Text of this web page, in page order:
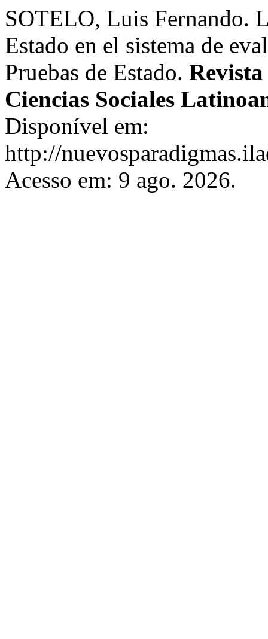
SOTELO, Luis Fernando.
Estado en el sistema de
Pruebas de Estado.
Ciencias Sociales
Disponível em:
http://
Acesso em: 9 ago. 2026.